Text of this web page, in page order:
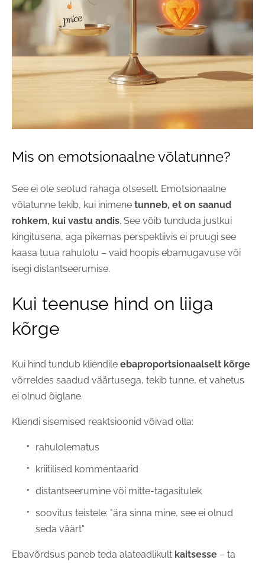
Mis on emotsionaalne võlatunne?
See ei ole seotud rahaga otseselt. Emotsionaalne
võlatunne tekib, kui inimene tunneb, et on saanud
rohkem, kui vastu andis. See võib tunduda justkui
kingitusena, aga pikemas perspektiivis ei pruugi see
kaasa tuua rahulolu – vaid hoopis ebamugavuse või
isegi distantseerumise.
Kui teenuse hind on liiga
kõrge
Kui hind tundub kliendile ebaproportsionaalselt kõrge
võrreldes saadud väärtusega, tekib tunne, et vahetus
ei olnud õiglane.
Kliendi sisemised reaktsioonid võivad olla:
rahulolematus
kriitilised kommentaarid
distantseerumine või mitte-tagasitulek
soovitus teistele: "ära sinna mine, see ei olnud
seda väärt"
Ebavõrdsus paneb teda alateadlikult kaitsesse – ta